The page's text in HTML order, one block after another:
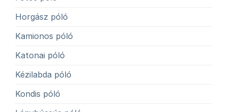
Horgász póló
Kamionos póló
Katonai póló
Kézilabda póló
Kondis póló